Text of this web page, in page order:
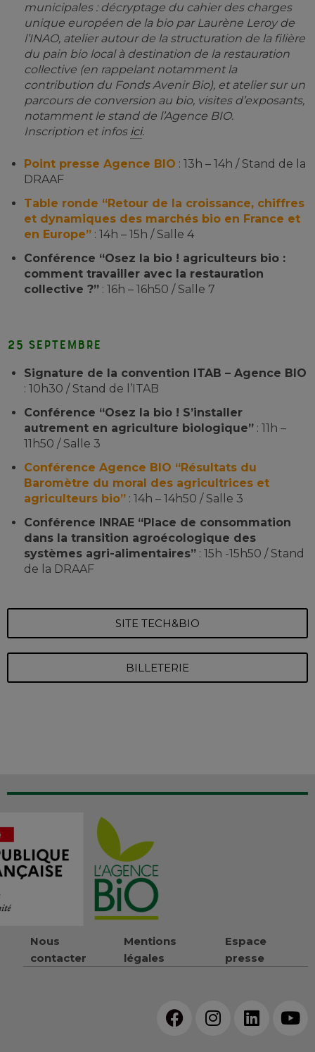
municipales : décryptage du cahier des charges
unique européen de la bio par Laurène Leroy de
l’INAO, atelier autour de la structuration de la filière
du pain bio local à destination de la restauration
collective (en rappelant notamment la
contribution du Fonds Avenir Bio), et atelier sur un
parcours de conversion au bio, visites d’exposants,
notamment le stand de l’Agence BIO.
Inscription et infos ici.
Point presse Agence BIO : 13h – 14h / Stand de la
DRAAF
Table ronde “Retour de la croissance, chiffres
et dynamiques des marchés bio en France et
en Europe” : 14h – 15h / Salle 4
Conférence “Osez la bio ! agriculteurs bio :
comment travailler avec la restauration
collective ?” : 16h – 16h50 / Salle 7
25 septembre
Signature de la convention ITAB – Agence BIO
: 10h30 / Stand de l’ITAB
Conférence “Osez la bio ! S’installer
autrement en agriculture biologique” : 11h –
11h50 / Salle 3
Conférence Agence BIO “Résultats du
Baromètre du moral des agricultrices et
agriculteurs bio” : 14h – 14h50 / Salle 3
Conférence INRAE “Place de consommation
dans la transition agroécologique des
systèmes agri-alimentaires” : 15h -15h50 / Stand
de la DRAAF
SITE TECH&BIO
BILLETERIE
Nous
contacter
Mentions
légales
Espace
presse